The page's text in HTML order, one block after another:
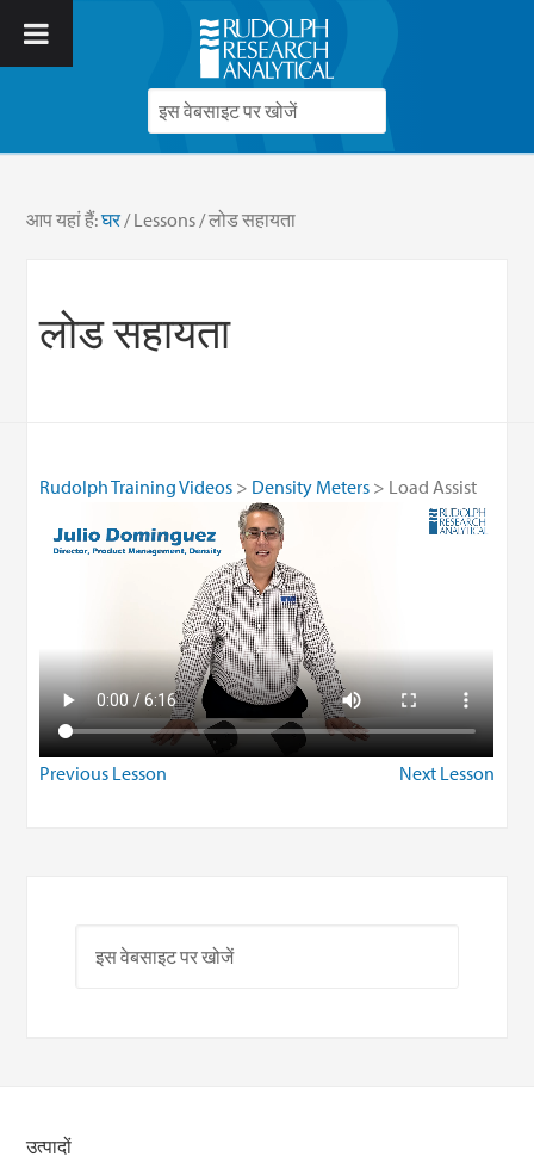
आप यहां हैं:घर/Lessons /लोड सहायता
लोड सहायता
Rudolph Training Videos Density Meters Load Assist
Previous Lesson Next Lesson
उत्पादों